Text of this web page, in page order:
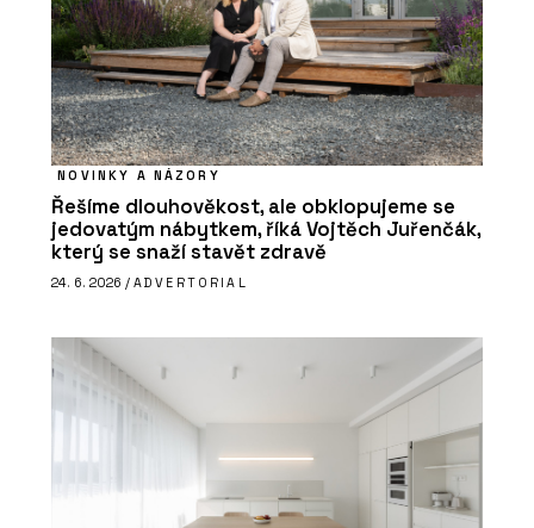
NOVINKY A NÁZORY
Řešíme dlouhověkost, ale obklopujeme se
jedovatým nábytkem, říká Vojtěch Juřenčák,
který se snaží stavět zdravě
24. 6. 2026 / ADVERTORIAL